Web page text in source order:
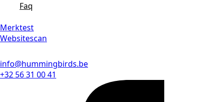
Faq
Merktest
Websitescan
info@hummingbirds.be
+32 56 31 00 41